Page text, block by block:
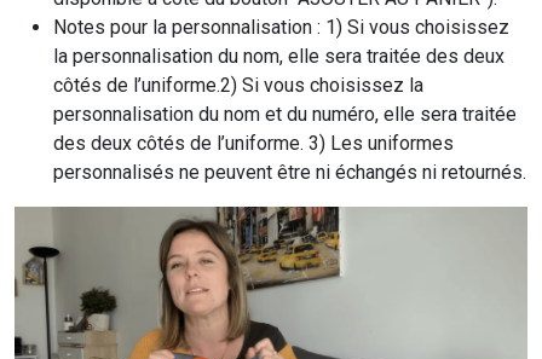
Notes pour la personnalisation : 1) Si vous choisissez
la personnalisation du nom, elle sera traitée des deux
côtés de l’uniforme.2) Si vous choisissez la
personnalisation du nom et du numéro, elle sera traitée
des deux côtés de l’uniforme. 3) Les uniformes
personnalisés ne peuvent être ni échangés ni retournés.